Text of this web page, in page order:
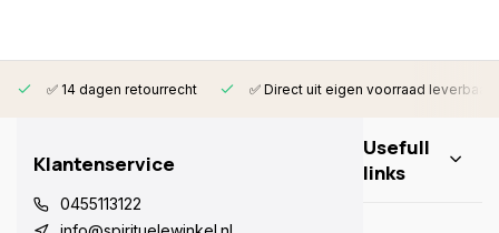
✅ 14 dagen retourrecht ✅ Direct uit eigen voorraad leverbaar
Klantenservice
0455113122
Usefull
links